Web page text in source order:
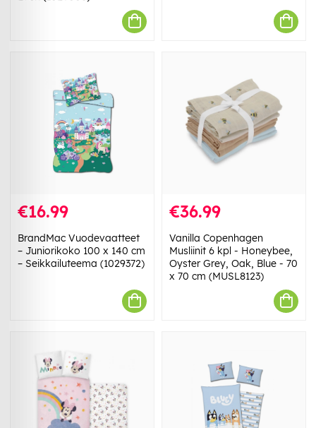
€16.99
BrandMac Vuodevaatteet
– Juniorikoko 100 x 140 cm
– Seikkailuteema (1029372)
€36.99
Vanilla Copenhagen
Musliinit 6 kpl - Honeybee,
Oyster Grey, Oak, Blue - 70
x 70 cm (MUSL8123)